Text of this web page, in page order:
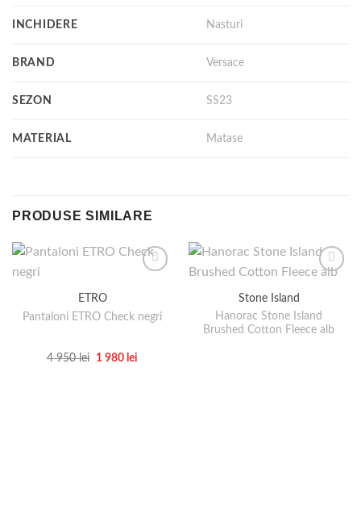
INCHIDERE Nasturi
BRAND Versace
SEZON SS23
MATERIAL Matase
PRODUSE SIMILARE
ETRO
Pantaloni ETRO Check negri
4 950lei
Prețul
1 980 lei
Stone Island
Hanorac Stone Island
Brushed Cotton Fleece alb